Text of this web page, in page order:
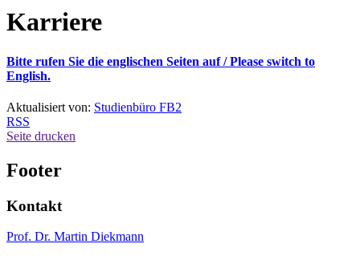
Karriere
Bitte rufen Sie die englischen Seiten auf / Please switch to
English.
Aktualisiert von: Studienbüro FB2
RSS
Seite drucken
Footer
Kontakt
Prof. Dr. Martin Diekmann